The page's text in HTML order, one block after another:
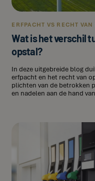
ERFPACHT VS RECHT VAN
Wat is het verschil
opstal?
In deze uitgebreide blog
erfpacht en het recht van
plichten van de betrokken
en nadelen aan de hand